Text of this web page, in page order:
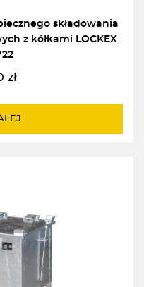
składowania
z kółkami LOCKEX
zł